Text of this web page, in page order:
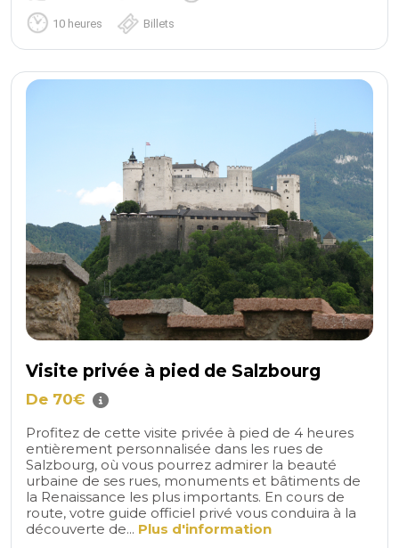
10 heures Billets
Visite privée à pied de Salzbourg
De 70€
Profitez de cette visite privée à pied de 4 heures
entièrement personnalisée dans les rues de
Salzbourg, où vous pourrez admirer la beauté
urbaine de ses rues, monuments et bâtiments de
la Renaissance les plus importants. En cours de
route, votre guide officiel privé vous conduira à la
découverte de... Plus d'information